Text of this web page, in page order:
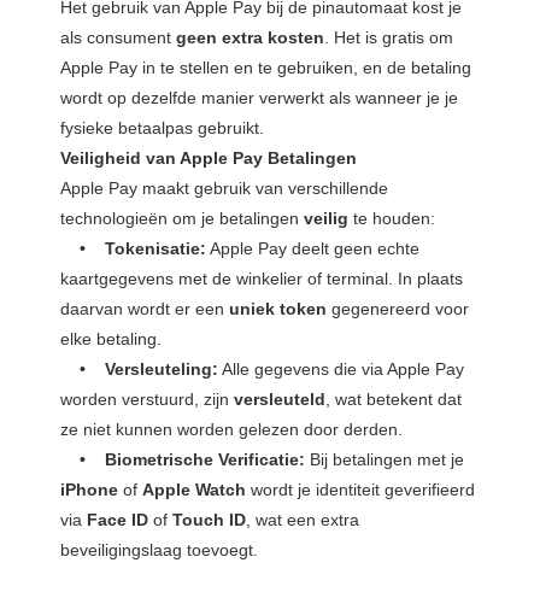
Het gebruik van Apple Pay bij de pinautomaat kost je
als consument geen extra kosten . Het is gratis om
Apple Pay in te stellen en te gebruiken, en de betaling
wordt op dezelfde manier verwerkt als wanneer je je
fysieke betaalpas gebruikt.
Veiligheid van Apple Pay Betalingen
Apple Pay maakt gebruik van verschillende
technologieën om je betalingen veilig te houden:
• Tokenisatie: Apple Pay deelt geen echte
kaartgegevens met de winkelier of terminal. In plaats
daarvan wordt er een uniek token gegenereerd voor
elke betaling.
• Versleuteling: Alle gegevens die via Apple Pay
worden verstuurd, zijn versleuteld , wat betekent dat
ze niet kunnen worden gelezen door derden.
• Biometrische Verificatie: Bij betalingen met je
iPhone of Apple Watch wordt je identiteit geverifieerd
via Face ID of Touch ID , wat een extra
beveiligingslaag toevoegt.